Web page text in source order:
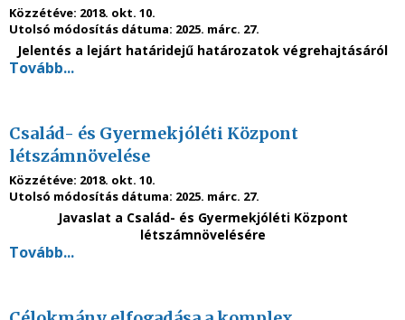
Közzétéve: 2018. okt. 10.
Utolsó módosítás dátuma: 2025. márc. 27.
Jelentés a lejárt határidejű határozatok végrehajtásáról
Tovább...
Család- és Gyermekjóléti Központ
létszámnövelése
Közzétéve: 2018. okt. 10.
Utolsó módosítás dátuma: 2025. márc. 27.
Javaslat a Család- és Gyermekjóléti Központ
létszámnövelésére
Tovább...